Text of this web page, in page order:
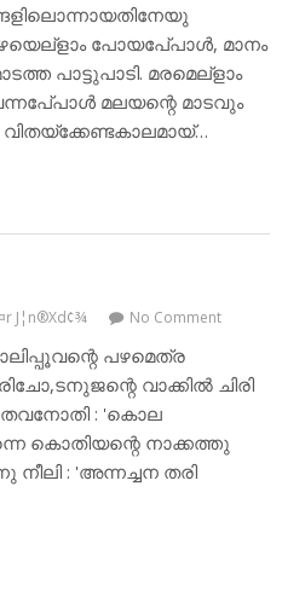
പോയപേ്പാള്‍, മാനം
പാട്ടുപാടി. മരമെല്‌ളാം
മലയന്റെ മാടവും
J¦n®Xd¢¾ No Comment
പഴമെത്ര
വാക്കില്‍ ചിരി
: 'കൊല
കൊതിയന്റെ നാക്കത്തു
നീലി : 'അന്നച്ചന തരി